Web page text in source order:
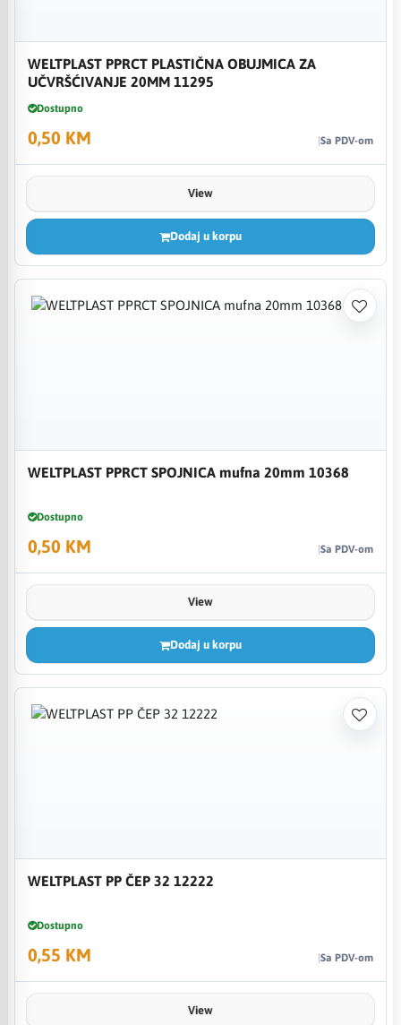
WELTPLAST PPRCT PLASTIČNA OBUJMICA ZA
UČVRŠĆIVANJE 20MM 11295
Dostupno
0,50 KM Sa PDV-om
View
Dodaj u korpu
WELTPLAST PPRCT SPOJNICA mufna 20mm 10368
Dostupno
0,50 KM Sa PDV-om
View
Dodaj u korpu
WELTPLAST PP ČEP 32 12222
Dostupno
0,55 KM Sa PDV-om
View